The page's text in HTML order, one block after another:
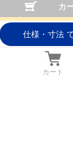
カ
仕様・寸法
カート